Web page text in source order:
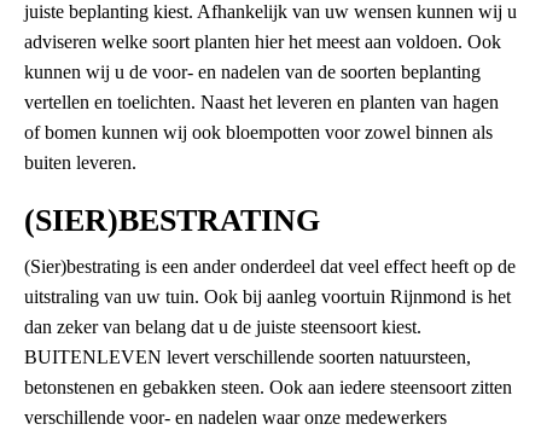
juiste beplanting kiest. Afhankelijk van uw wensen kunnen wij u
adviseren welke soort planten hier het meest aan voldoen. Ook
kunnen wij u de voor- en nadelen van de soorten beplanting
vertellen en toelichten. Naast het leveren en planten van hagen
of bomen kunnen wij ook bloempotten voor zowel binnen als
buiten leveren.
(SIER)BESTRATING
(Sier)bestrating is een ander onderdeel dat veel effect heeft op de
uitstraling van uw tuin. Ook bij aanleg voortuin Rijnmond is het
dan zeker van belang dat u de juiste steensoort kiest.
BUITENLEVEN levert verschillende soorten natuursteen,
betonstenen en gebakken steen. Ook aan iedere steensoort zitten
verschillende voor- en nadelen waar onze medewerkers